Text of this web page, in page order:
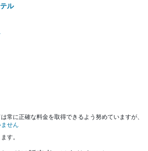
ル
常に正確な料金を取得できるよう努めていますが、
せん
す。